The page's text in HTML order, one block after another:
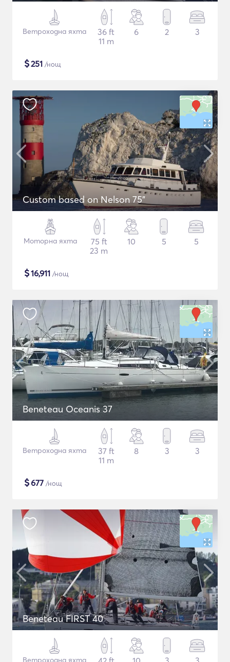
Ветроходна яхта
36 ft
11 m
6 2 3
$251 /нощ
Custom based on Nelson 75"
Моторна яхта
75 ft
23 m
10 5 5
$16,911 /нощ
Beneteau Oceanis 37
Ветроходна яхта
37 ft
11 m
8 3 3
$677 /нощ
Beneteau FIRST 40
Ветроходна яхта